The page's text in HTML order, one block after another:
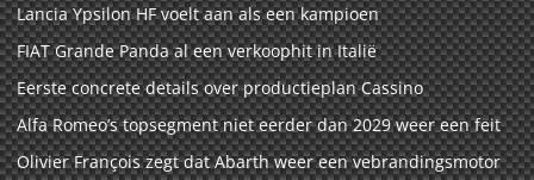
Lancia Ypsilon HF voelt aan als een kampioen
FIAT Grande Panda al een verkoophit in Italië
Eerste concrete details over productieplan Cassino
Alfa Romeo’s topsegment niet eerder dan 2029 weer een feit
Olivier François zegt dat Abarth weer een vebrandingsmotor